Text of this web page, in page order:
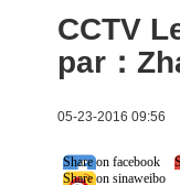
CCTV
par：
05-23-2016 09:56
Share on facebook
Share on sinaweibo